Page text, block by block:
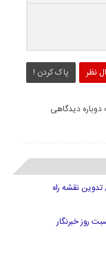
نظر پاک کردن !
دوباره دیدگاهی
نقشه راه
روز خبرنگار